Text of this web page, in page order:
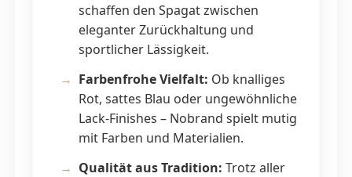
schaffen den Spagat zwischen
eleganter Zurückhaltung und
sportlicher Lässigkeit.
Farbenfrohe Vielfalt: Ob knalliges
Rot, sattes Blau oder ungewöhnliche
Lack-Finishes – Nobrand spielt mutig
mit Farben und Materialien.
Qualität aus Tradition: Trotz aller